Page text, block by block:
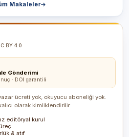
Makaleler
BY 4.0
Gönderimi
· DOI garantili
ücreti yok, okuyucu aboneliği yok.
olarak kimliklendirilir.
editöryal kurul
& atıf